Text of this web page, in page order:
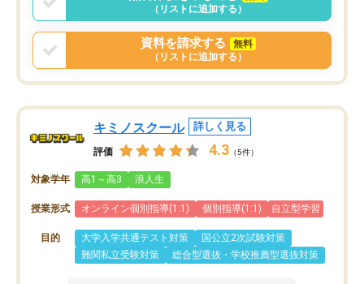
う事にして退会しました。遅れも取り
戻せ、授業内容や講師の方は良かった
と思います。
（リストに追加する）
資料を請求する
無料
（リストに追加する）
キミノスクール 詳しく見る
評価 4.3 （5件）
対象学年 高1～高3 浪人生
授業形式 オンライン個別指導(1:1) 個別指導(1:1) 自立型学習
目的 大学入学共通テスト対策
国公立2次試験対策
難関私立受験対策
総合型選抜・学校推薦型選抜対策